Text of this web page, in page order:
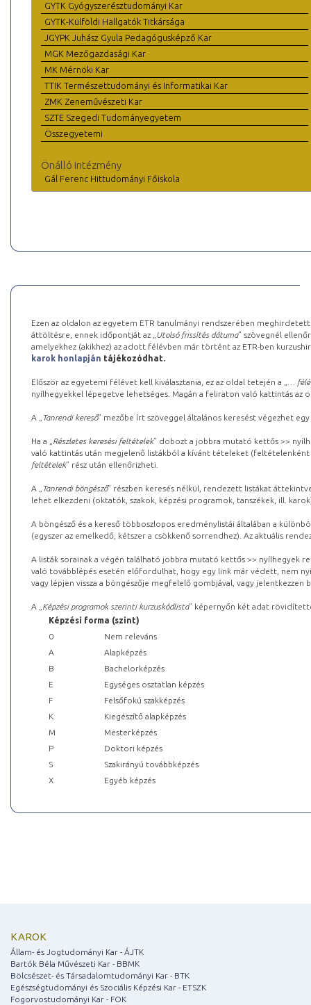
GYTK Gyógyszerésztudományi Kar
GYTK-Külföldi Hallgatók Titkársága
JGYPK Juhász Gyula Pedagógusképző Kar
MGK Mezőgazdasági Kar
MK Mérnöki Kar
TTIK Természettudományi és Informatikai Kar
ZMK Zeneművészeti Kar
SZTE Szegedi Tudományegyetem
Összegyetemi
Önálló intézmény
Gál Ferenc Hittudományi Főiskola
Ezen az oldalon az egyetem ETR tanulmányi rendszerében
áttöltésre, ennek időpontját az „ Utolsó frissítés dátuma” szövegnél
amelyekhez (akikhez) az adott félévben már történt az ETR-ben
karok honlapján tájékozódhat.
Először az egyetemi félévet kell kiválasztania, ez az oldal tetején a „
…
nyílhegyekkel lépegetve lehetséges. Magán a feliraton való kattintás az
A „ Tanrendi kereső” mezőbe írt szöveggel általános keresést végezhet
Ha a „ Részletes keresési feltételek” dobozt a jobbra mutató kettős >>
való kattintás után megjelenő listákból a kívánt tételeket (feltételenként
feltételek” rész után ellenőrizheti.
A „ Tanrendi böngésző” részben keresés nélkül, rendezett listákat
lehet elkezdeni (oktatók, szakok, képzési programok, tanszékek, ill.
A böngésző és a kereső többoszlopos eredménylistái általában a
(egyszer az emelkedő, kétszer a csökkenő sorrendhez). Az aktuális
A listák sorainak a végén található jobbra mutató kettős >> nyílhegyek
való továbblépés esetén előfordulhat, hogy egy link már védett, nem
vagy lépjen vissza a böngészője megfelelő gombjával, vagy
A „ Képzési programok szerinti kurzuskódlista” képernyőn két adat
Képzési forma (szint)
0
Nem releváns
A
Alapképzés
B
Bachelorképzés
E
Egységes osztatlan képzés
F
Felsőfokú szakképzés
K
Kiegészítő alapképzés
M
Mesterképzés
P
Doktori képzés
S
Szakirányú továbbképzés
X
Egyéb képzés
KAROK
Állam- és Jogtudományi Kar - ÁJTK
Bartók Béla Művészeti Kar - BBMK
Bölcsészet- és Társadalomtudományi Kar - BTK
Egészségtudományi és Szociális Képzési Kar - ETSZK
Fogorvostudományi Kar - FOK